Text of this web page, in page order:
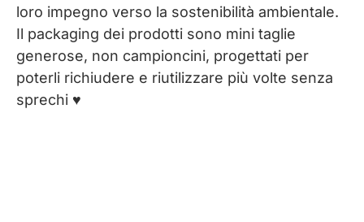
loro impegno verso la sostenibilità ambientale.
Il packaging dei prodotti sono mini taglie
generose, non campioncini, progettati per
poterli richiudere e riutilizzare più volte senza
sprechi ♥︎